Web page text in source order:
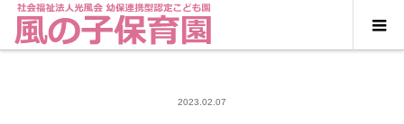
2023.02.07